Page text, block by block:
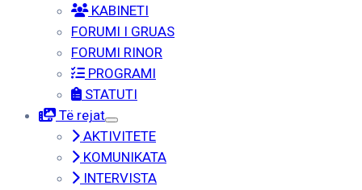
KABINETI
FORUMI I GRUAS
FORUMI RINOR
PROGRAMI
STATUTI
Të rejat
AKTIVITETE
KOMUNIKATA
INTERVISTA